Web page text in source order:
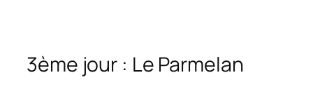
3ème jour : Le Parmelan